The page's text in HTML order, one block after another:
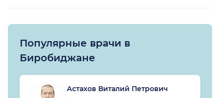
Популярные врачи в
Биробиджане
Астахов Виталий Петрович